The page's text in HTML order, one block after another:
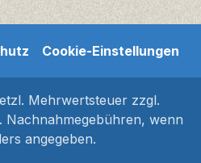
Cookie-Einstellungen
Mehrwertsteuer zzgl.
Nachnahmegebühren, wenn
angegeben.